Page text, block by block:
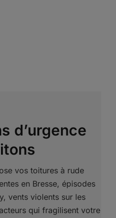
d’urgence
vos toitures à rude
en Bresse, épisodes
vents violents sur les
qui fragilisent votre